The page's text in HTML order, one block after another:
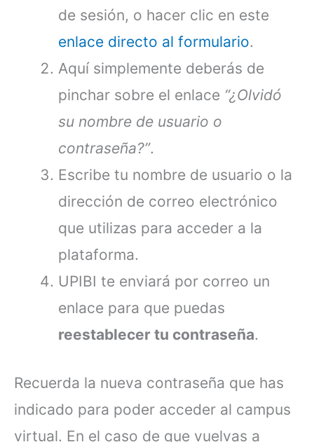
de sesión, o hacer clic en este
enlace directo al formulario.
Aquí simplemente deberás de
pinchar sobre el enlace “¿Olvidó
su nombre de usuario o
contraseña?”.
Escribe tu nombre de usuario o la
dirección de correo electrónico
que utilizas para acceder a la
plataforma.
UPIBI te enviará por correo un
enlace para que puedas
reestablecer tu contraseña.
Recuerda la nueva contraseña que has
indicado para poder acceder al campus
virtual. En el caso de que vuelvas a